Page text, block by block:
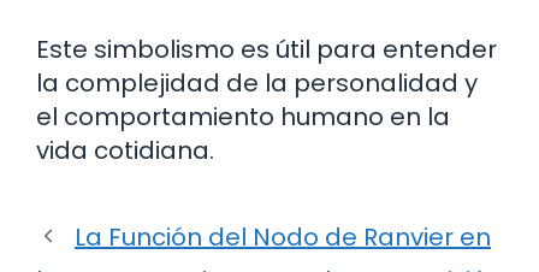
Este simbolismo es útil para entender
la complejidad de la personalidad y
el comportamiento humano en la
vida cotidiana.
La Función del Nodo de Ranvier en